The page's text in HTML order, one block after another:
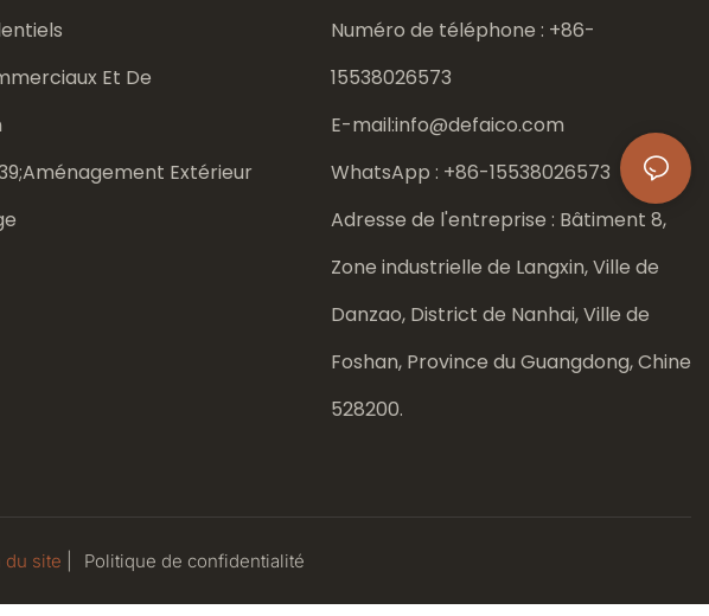
Et De
Extérieur
Numéro de téléphone : +86-
15538026573
E-mail:info@defaico.com
WhatsApp : +86-15538026573
Adresse de l'entreprise : Bâtiment 8,
Zone industrielle de Langxin, Ville de
Danzao, District de Nanhai, Ville de
Foshan, Province du Guangdong, Chine
528200.
du site Politique de confidentialité